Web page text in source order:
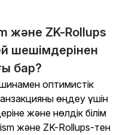
және ZK-Rollups
шешімдерінен
бар?
оптимистік
өңдеу үшін
және нөлдік білім
және ZK-Rollups-тен